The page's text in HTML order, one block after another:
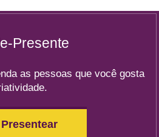
Presente
as pessoas que você gosta
Presentear